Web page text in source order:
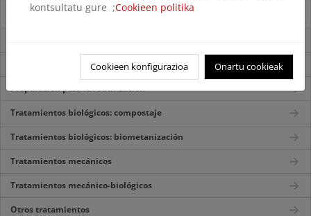
Sistemas de tratamiento
VALORIZACIÓN Y RECICLAJE MATERIAL
Preparación para la reutilización
Tratamientos biológicos: compostaje
Tratamientos biológicos: biometanización
Tratamientos mecánicos
Tratamientos mecánico-biológicos
Otros tratamientos
kontsultatu gure ;Cookieen politika
Cookieen konfigurazioa Onartu cookieak